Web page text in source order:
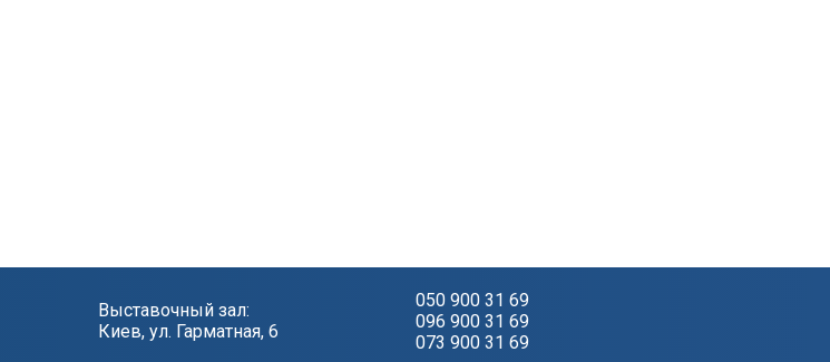
Выставочный зал:
Киев, ул. Гарматная, 6
050 900 31 69
096 900 31 69
073 900 31 69